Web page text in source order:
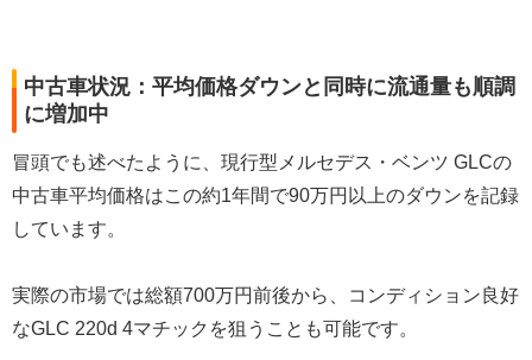
中古車状況：平均価格ダウンと同時に流通量も順調
に増加中
冒頭でも述べたように、現行型メルセデス・ベンツ GLCの
中古車平均価格はこの約1年間で90万円以上のダウンを記録
しています。
実際の市場では総額700万円前後から、コンディション良好
なGLC 220d 4マチックを狙うことも可能です。